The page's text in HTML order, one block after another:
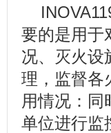
要的是用于
况、灭火设
理，监督各
用情况：同
单位进行监